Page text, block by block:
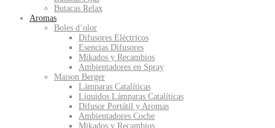
Butacas Relax
Aromas
Boles d’olor
Difusores Eléctricos
Esencias Difusores
Mikados y Recambios
Ambientadores en Spray
Maison Berger
Lámparas Catalíticas
Líquidos Lámparas Catalíticas
Difusor Portátil y Aromas
Ambientadores Coche
Mikados y Recambios